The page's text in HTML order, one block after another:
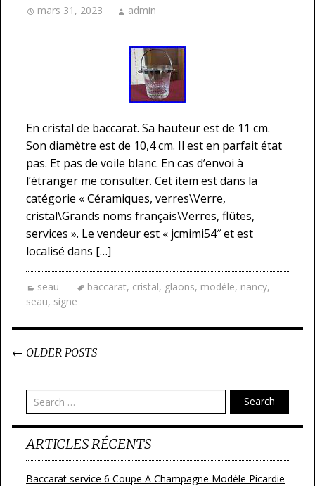
mars 31, 2023 admin
En cristal de baccarat. Sa hauteur est de 11 cm.
Son diamètre est de 10,4 cm. Il est en parfait état
pas. Et pas de voile blanc. En cas d’envoi à
l’étranger me consulter. Cet item est dans la
catégorie « Céramiques, verres\Verre,
cristal\Grands noms français\Verres, flûtes,
services ». Le vendeur est « jcmimi54″ et est
localisé dans […]
seau baccarat, cristal, glaons, modèle, nancy,
seau, signe
← OLDER POSTS
Search
ARTICLES RÉCENTS
Baccarat service 6 Coupe A Champagne Modéle Picardie